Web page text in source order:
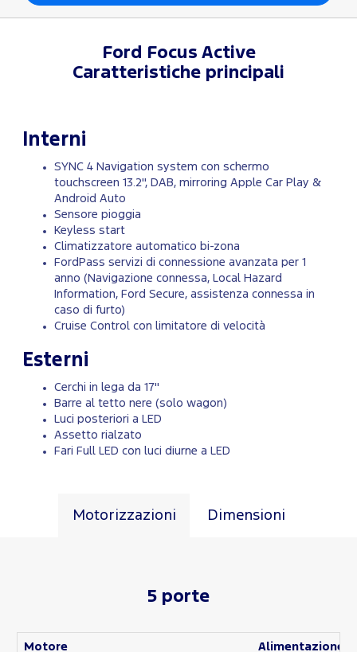
Ford Focus Active
Caratteristiche principali
Interni
SYNC 4 Navigation system con schermo
touchscreen 13.2'', DAB, mirroring Apple Car Play &
Android Auto
Sensore pioggia
Keyless start
Climatizzatore automatico bi-zona
FordPass servizi di connessione avanzata per 1
anno (Navigazione connessa, Local Hazard
Information, Ford Secure, assistenza connessa in
caso di furto)
Cruise Control con limitatore di velocità
Esterni
Cerchi in lega da 17"
Barre al tetto nere (solo wagon)
Luci posteriori a LED
Assetto rialzato
Fari Full LED con luci diurne a LED
Motorizzazioni Dimensioni
5 porte
Motore Alimentazione